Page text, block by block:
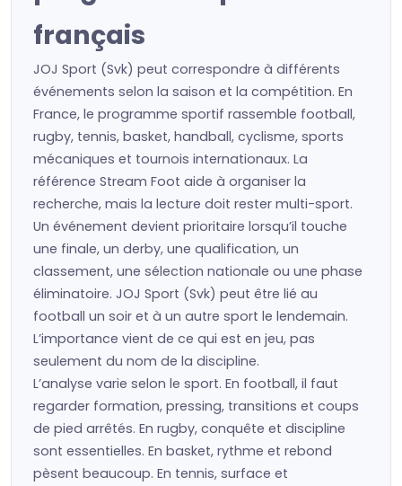
français
JOJ Sport (Svk) peut correspondre à différents
événements selon la saison et la compétition. En
France, le programme sportif rassemble football,
rugby, tennis, basket, handball, cyclisme, sports
mécaniques et tournois internationaux. La
référence Stream Foot aide à organiser la
recherche, mais la lecture doit rester multi-sport.
Un événement devient prioritaire lorsqu’il touche
une finale, un derby, une qualification, un
classement, une sélection nationale ou une phase
éliminatoire. JOJ Sport (Svk) peut être lié au
football un soir et à un autre sport le lendemain.
L’importance vient de ce qui est en jeu, pas
seulement du nom de la discipline.
L’analyse varie selon le sport. En football, il faut
regarder formation, pressing, transitions et coups
de pied arrêtés. En rugby, conquête et discipline
sont essentielles. En basket, rythme et rebond
pèsent beaucoup. En tennis, surface et